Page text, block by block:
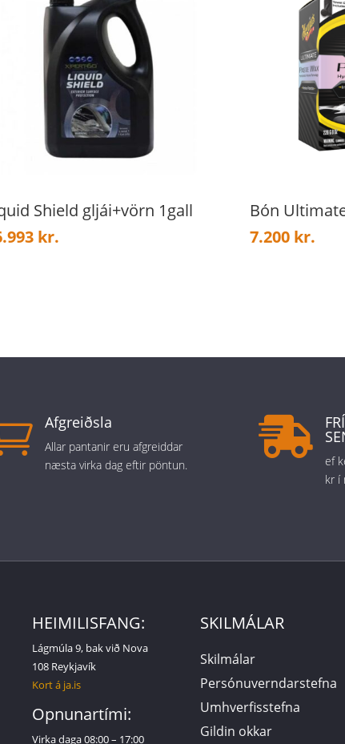
Shield gljái+vörn 1gall
kr.
Bón
7.200 kr.
Afgreiðsla
Allar pantanir eru afgreiddar
næsta virka dag eftir pöntun.

ef
kr í
HEIMILISFANG:
Lágmúla 9, bak við Nova
108 Reykjavík
Kort á ja.is
Opnunartími:
Virka daga 08:00 – 17:00
SKILMÁLAR
Skilmálar
Persónuverndarstefna
Umhverfisstefna
Gildin okkar